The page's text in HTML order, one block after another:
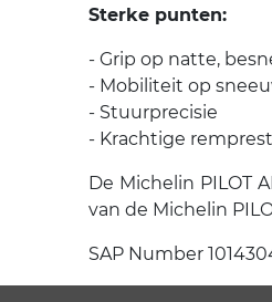
Sterke punten:
- Grip op natte,
- Mobiliteit op
- Stuurprecisie
- Krachtige
De Michelin PILOT
van de Michelin
SAP Number